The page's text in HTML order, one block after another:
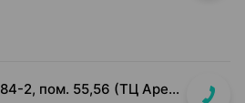
пр-т Победителей, д. 84-2, пом. 55,56 (ТЦ Арена Сити, напротив центр. входа)